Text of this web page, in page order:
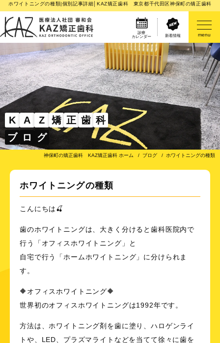
ホワイトニングの種類|個別記事詳細│KAZ矯正歯科 東京都千代田区神保町の矯正歯科
診療
カレンダー
新着情報 menu
K A Z 矯 正 歯 科
ブ ロ グ
神保町の矯正歯科 KAZ矯正歯科 ホーム ブログ ホワイトニングの種類
ホワイトニングの種類
こんにちは🍒
歯のホワイトニングは、大きく分けると歯科医院内で
行う「オフィスホワイトニング」と
自宅で行う「ホームホワイトニング」に分けられま
す。
🔶オフィスホワイトニング🔶
世界初のオフィスホワイトニングは1992年です。
方法は、ホワイトニング剤を歯に塗り、ハロゲンライ
トや、LED、プラズマライトなどを当てて徐々に歯を
医院案内
矯正歯科治療のご案内
矯正装置のご紹介
その他